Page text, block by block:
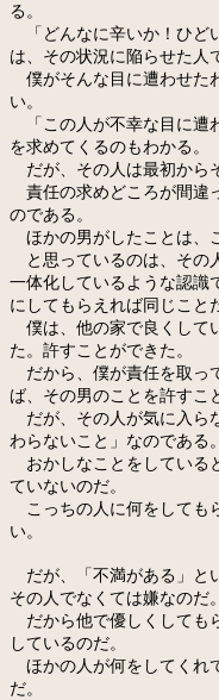
る。
「どんなに辛いか！ひど
は、その状況に陥らせた人
僕がそんな目に遭わせた
い。
「この人が不幸な目に遭
を求めてくるのもわかる。
だが、その人は最初から
責任の求めどころが間違
のである。
ほかの男がしたことは、
と思っているのは、その
一体化しているような認識
にしてもらえれば同じこと
僕は、他の家で良くして
た。許すことができた。
だから、僕が責任を取っ
ば、その男のことを許すこ
だが、その人が気に入ら
わらないこと」なのである。
おかしなことをしている
ていないのだ。
こっちの人に何をしても
い。
だが、「不満がある」と
その人でなくては嫌なのだ。
だから他で優しくしても
しているのだ。
ほかの人が何をしてくれ
だ。